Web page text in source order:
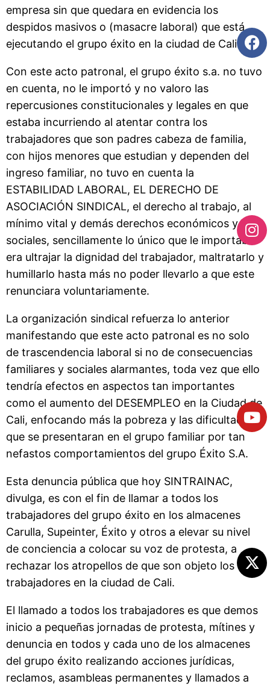
empresa sin que quedara en evidencia los
despidos masivos o (masacre laboral) que está
ejecutando el grupo éxito en la ciudad de Cali.
Con este acto patronal, el grupo éxito s.a. no tuvo
en cuenta, no le importó y no valoro las
repercusiones constitucionales y legales en que
estaba incurriendo al atentar contra los
trabajadores que son padres cabeza de familia,
con hijos menores que estudian y dependen del
ingreso familiar, no tuvo en cuenta la
ESTABILIDAD LABORAL, EL DERECHO DE
ASOCIACIÓN SINDICAL, el derecho al trabajo, al
mínimo vital y demás derechos económicos y
sociales, sencillamente lo único que le importaba
era ultrajar la dignidad del trabajador, maltratarlo y
humillarlo hasta más no poder llevarlo a que este
renunciara voluntariamente.
La organización sindical refuerza lo anterior
manifestando que este acto patronal es no solo
de trascendencia laboral si no de consecuencias
familiares y sociales alarmantes, toda vez que ello
tendría efectos en aspectos tan importantes
como el aumento del DESEMPLEO en la Ciudad de
Cali, enfocando más la pobreza y las dificultades
que se presentaran en el grupo familiar por tan
nefastos comportamientos del grupo Éxito S.A.
Esta denuncia pública que hoy SINTRAINAC,
divulga, es con el fin de llamar a todos los
trabajadores del grupo éxito en los almacenes
Carulla, Supeinter, Éxito y otros a elevar su nivel
de conciencia a colocar su voz de protesta, a
rechazar los atropellos de que son objeto los
trabajadores en la ciudad de Cali.
El llamado a todos los trabajadores es que demos
inicio a pequeñas jornadas de protesta, mítines y
denuncia en todos y cada uno de los almacenes
del grupo éxito realizando acciones jurídicas,
reclamos, asambleas permanentes y llamados a